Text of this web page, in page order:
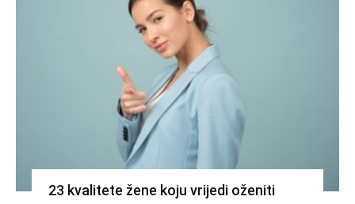
23 kvalitete žene koju vrijedi oženiti